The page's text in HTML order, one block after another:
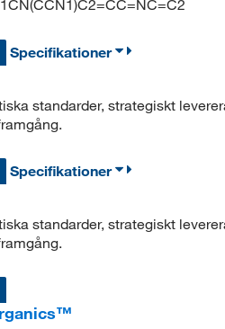
Specifikationer
standarder, strategiskt
Specifikationer
standarder, strategiskt